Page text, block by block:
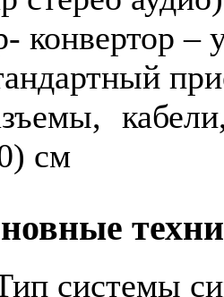
конвертор –
см
системы